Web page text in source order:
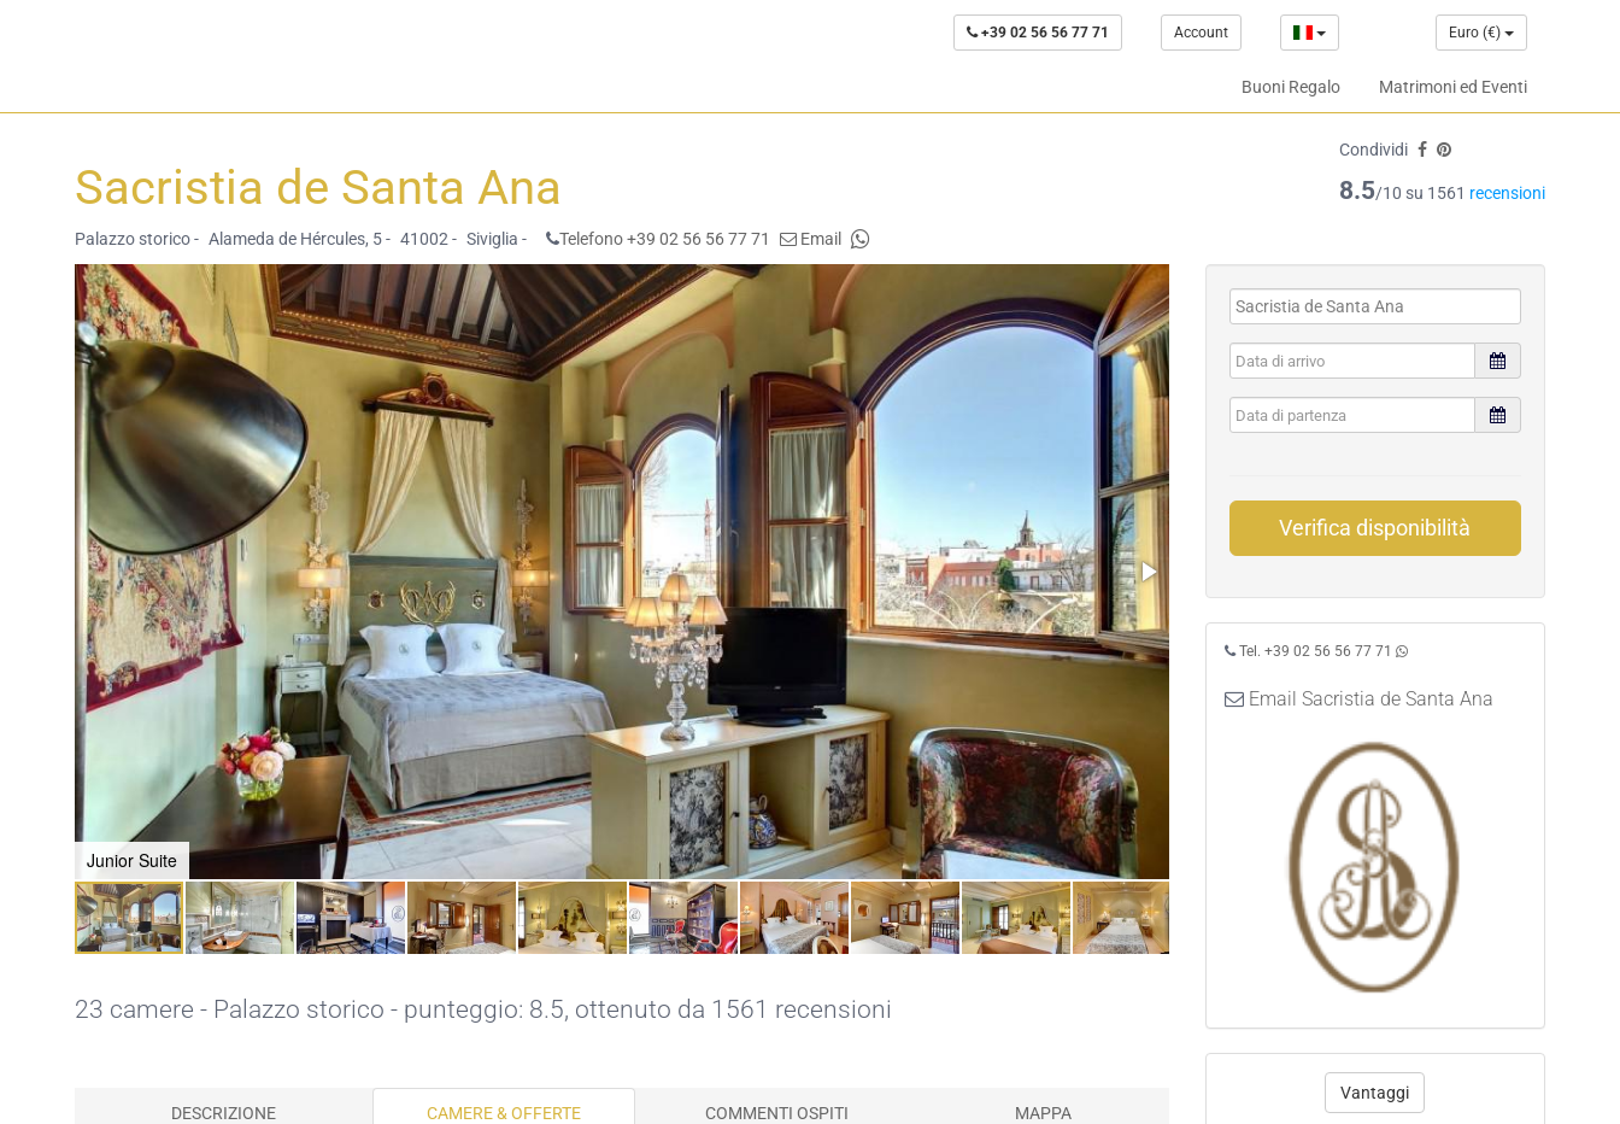
+39 02 56 56 77 71 Account Euro (€)
Buoni Regalo Matrimoni ed Eventi
Sacristia de Santa Ana
Palazzo storico - Alameda de Hércules, 5 - 41002 - Siviglia - Telefono +39 02 56 56 77 71 Email
Condividi
8.5/10 su 1561 recensioni
Verifica disponibilità
Tel. +39 02 56 56 77 71
Email Sacristia de Santa Ana
Vantaggi
Junior Suite Camera Economy
23 camere - Palazzo storico - punteggio: 8.5, ottenuto da 1561 recensioni
DESCRIZIONE CAMERE & OFFERTE COMMENTI OSPITI MAPPA